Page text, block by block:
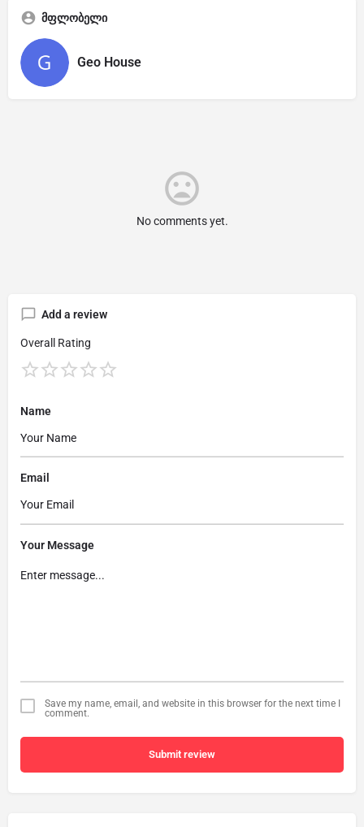
მფლობელი
Geo House
No comments yet.
Add a review
Overall Rating
Name
Email
Your Message
Save my name, email, and website in this browser for the next time I
comment.
Submit review